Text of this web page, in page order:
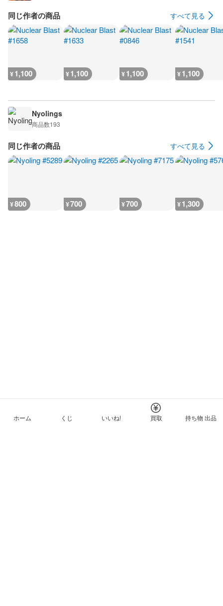
同じ作者の商品 すべて見る
¥1,100 ¥1,100 ¥1,100 ¥1,100
Nyolings
商品数193
同じ作者の商品 すべて見る
¥800 ¥700 ¥700 ¥1,300
ホーム くじ いいね! 買取 持ち物 出品